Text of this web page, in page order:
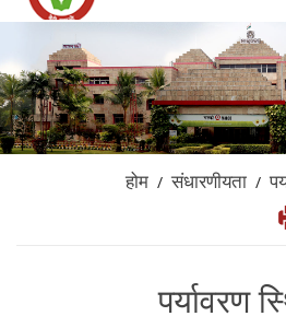
होम/संधारणीयता/
पर्यावरण